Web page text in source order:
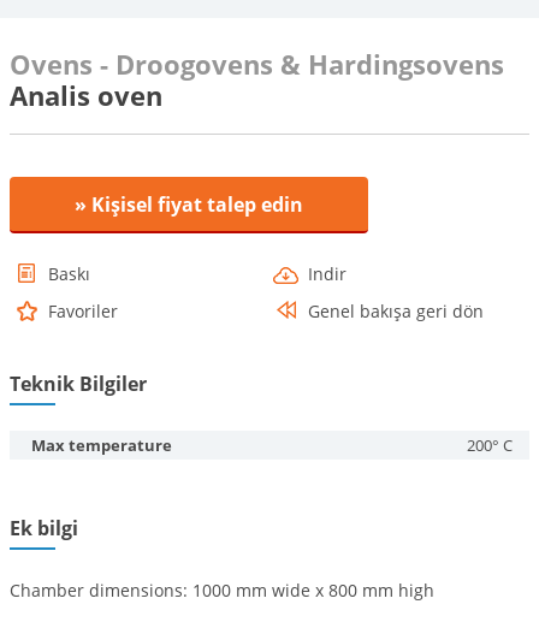
Ovens - Droogovens & Hardingsovens
Analis oven
» Kişisel fiyat talep edin
Baskı
Indir
Favoriler
Genel bakışa geri dön
Teknik Bilgiler
Max temperature 200° C
Ek bilgi
Chamber dimensions: 1000 mm wide x 800 mm high